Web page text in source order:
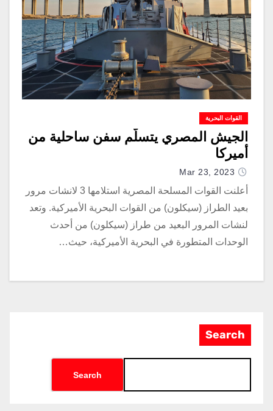
القوات البحرية
الجيش المصري يتسلّم سفن ساحلية من
أميركا
Mar 23, 2023
أعلنت القوات المسلحة المصرية استلامها 3 لانشات مرور
بعيد الطراز (سيكلون) من القوات البحرية الأميركية. وتعد
لنشات المرور البعيد من طراز (سيكلون) من أحدث
الوحدات المتطورة في البحرية الأميركية، حيث…
Search
Search